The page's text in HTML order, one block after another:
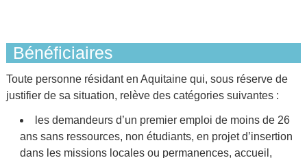
Bénéficiaires
Toute personne résidant en Aquitaine qui, sous réserve de
justifier de sa situation, relève des catégories suivantes :
les demandeurs d’un premier emploi de moins de 26
ans sans ressources, non étudiants, en projet d’insertion
dans les missions locales ou permanences, accueil,